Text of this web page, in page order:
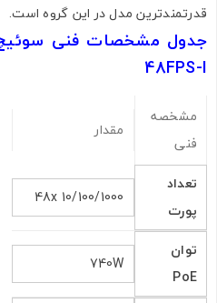
قدرتمندترین مدل در این گروه است.
48FPS-I
مشخصه
فنی
مقدار
تعداد
پورت
48x 10/100/1000
توان
PoE
740W